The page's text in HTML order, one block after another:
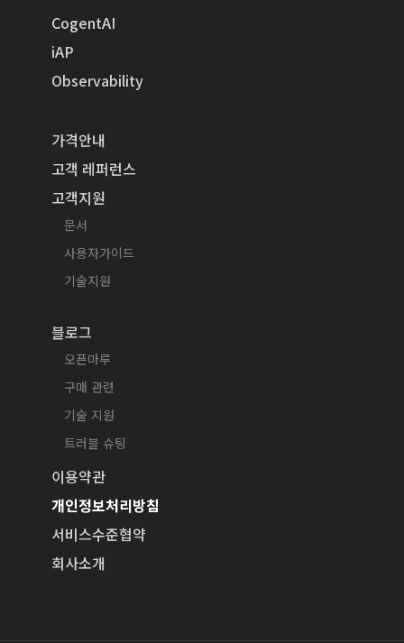
CogentAI
iAP
Observability
가격안내
고객 레퍼런스
고객지원
문서
사용자가이드
기술지원
블로그
오픈마루
구매 관련
기술 지원
트러블 슈팅
이용약관
개인정보처리방침
서비스수준협약
회사소개